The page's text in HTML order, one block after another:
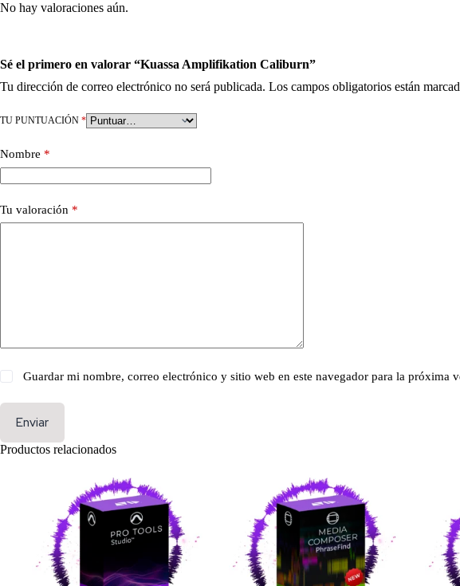
No hay valoraciones aún.
Sé el primero en valorar “Kuassa Amplifikation Caliburn”
Tu dirección de correo electrónico no será publicada. Los campos obligatorios están
TU PUNTUACIÓN *
Nombre *
Tu valoración *
Guardar mi nombre, correo electrónico y sitio web en este navegador para la próxima
Enviar
Productos relacionados